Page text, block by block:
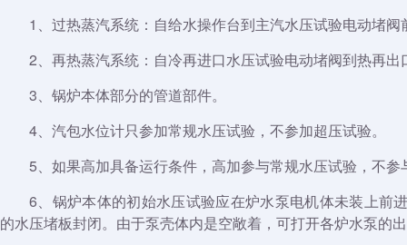
1、过热蒸汽系统：自给水操作台到主汽水压试验电动堵阀
2、再热蒸汽系统：自冷再进口水压试验电动堵阀到热再出
3、锅炉本体部分的管道部件。
4、汽包水位计只参加常规水压试验，不参加超压试验。
5、如果高加具备运行条件，高加参与常规水压试验，不参
6、锅炉本体的初始水压试验应在炉水泵电机体未装上前
的水压堵板封闭。由于泵壳体内是空敞着，可打开各炉水泵的